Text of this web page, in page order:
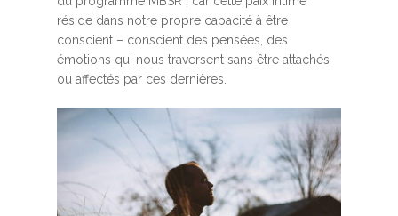
réside dans notre propre capacité à être
conscient – conscient des pensées, des
émotions qui nous traversent sans être attachés
ou affectés par ces dernières.